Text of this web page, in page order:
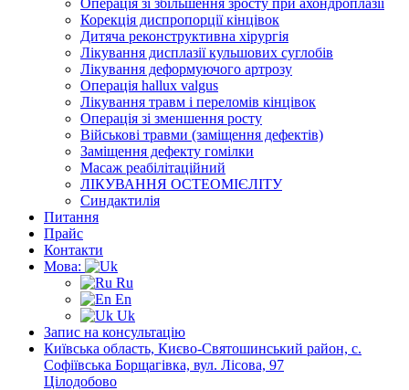
Операція зі збільшення зросту при ахондроплазії
Корекція диспропорції кінцівок
Дитяча реконструктивна хірургія
Лікування дисплазії кульшових суглобів
Лікування деформуючого артрозу
Операція hallux valgus
Лікування травм і переломів кінцівок
Операція зі зменшення росту
Військові травми (заміщення дефектів)
Заміщення дефекту гомілки
Масаж реабілітаційний
ЛІКУВАННЯ ОСТЕОМІЄЛІТУ
Синдактилія
Питання
Прайс
Контакти
Мова:
Ru
En
Uk
Запис на консультацію
Київська область, Києво-Святошинський район, с.
Софіївська Борщагівка, вул. Лісова, 97
Цілодобово